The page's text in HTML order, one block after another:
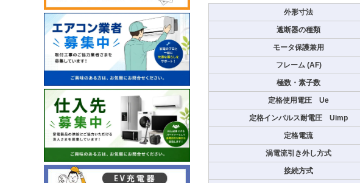
外形寸法
遮断器の種類
モータ保護兼用
フレーム (AF)
極数・素子数
定格使用電圧 Ue
定格インパルス耐電圧 Uimp
定格電流
渦電流引き外し方式
接続方式